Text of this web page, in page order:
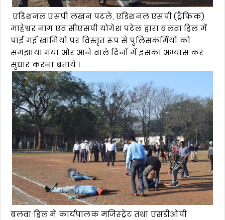
एडिशनल एसपी लखन पटले, एडिशनल एसपी (ट्रैफिक)
माहेश्वर नाग एवं सीएसपी योगेश पटेल द्वारा बलवा ड्रिल में
पाई गई खामियों पर विस्तृत रूप से पुलिसकर्मियों को
समझाया गया और आने वाले दिनों में इसका अभ्यास कर
सुधार करना बताये ।
बलवा ड्रिल में कार्यपालक मजिस्ट्रेट तथा एसडीओपी